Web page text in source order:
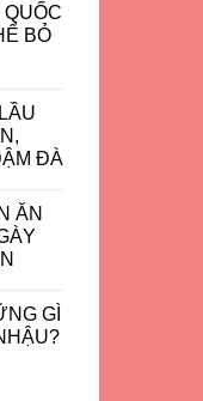
QUỐC
BỎ
ĐÀ
ĂN
GÌ